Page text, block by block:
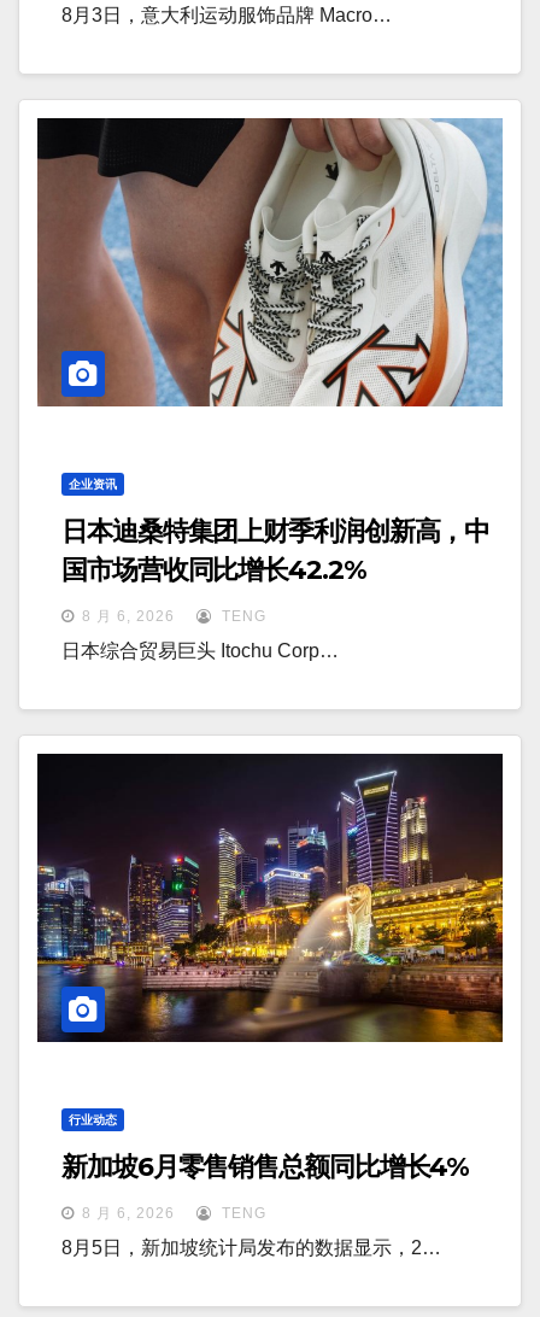
8月3日，意大利运动服饰品牌 Macro…
企业资讯
日本迪桑特集团上财季利润创新高，中
国市场营收同比增长42.2%
8 月 6, 2026 TENG
日本综合贸易巨头 Itochu Corp…
行业动态
新加坡6月零售销售总额同比增长4%
8 月 6, 2026 TENG
8月5日，新加坡统计局发布的数据显示，2…